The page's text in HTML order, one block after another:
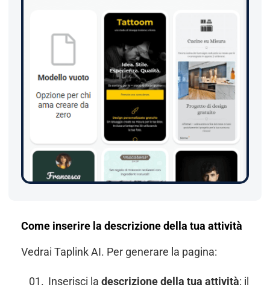
Come inserire la descrizione della tua attività
Vedrai Taplink AI. Per generare la pagina:
Inserisci la descrizione della tua attività: il